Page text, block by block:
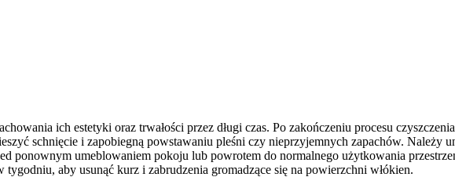
ich estetyki oraz trwałości przez długi czas. Po zakończeniu procesu
schnięcie i zapobiegną powstawaniu pleśni czy nieprzyjemnych zapachów. Należy
ponownym umeblowaniem pokoju lub powrotem do normalnego użytkowania
aby usunąć kurz i zabrudzenia gromadzące się na powierzchni włókien.